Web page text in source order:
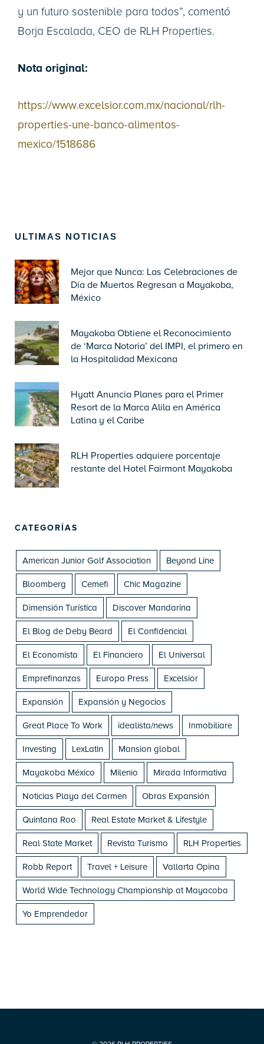
y un futuro sostenible para todos”, comentó
Borja Escalada, CEO de RLH Properties.
Nota original:
https://www.excelsior.com.mx/nacional/rlh-
properties-une-banco-alimentos-
mexico/1518686
ULTIMAS NOTICIAS
Mejor que Nunca: Las Celebraciones de
Día de Muertos Regresan a Mayakoba,
México
Mayakoba Obtiene el Reconocimiento
de ‘Marca Notoria’ del IMPI, el primero en
la Hospitalidad Mexicana
Hyatt Anuncia Planes para el Primer
Resort de la Marca Alila en América
Latina y el Caribe
RLH Properties adquiere porcentaje
restante del Hotel Fairmont Mayakoba
CATEGORÍAS
American Junior Golf Association Beyond Line
Bloomberg Cemefi Chic Magazine
Dimensión Turística Discover Mandarina
El Blog de Deby Beard El Confidencial
El Economista El Financiero El Universal
Emprefinanzas Europa Press Excelsior
Expansión Expansión y Negocios
Great Place To Work idealista/news Inmobiliare
Investing LexLatin Mansion global
Mayakoba México Milenio Mirada Informativa
Noticias Playa del Carmen Obras Expansión
Quintana Roo Real Estate Market & Lifestyle
Real State Market Revista Turismo RLH Properties
Robb Report Travel + Leisure Vallarta Opina
World Wide Technology Championship at Mayacoba
Yo Emprendedor